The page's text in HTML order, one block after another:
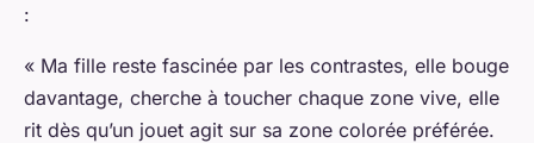
:
« Ma fille reste fascinée par les contrastes, elle bouge
davantage, cherche à toucher chaque zone vive, elle
rit dès qu’un jouet agit sur sa zone colorée préférée.